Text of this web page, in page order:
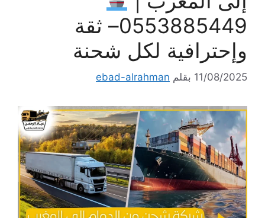
0553885449– ثقة
وإحترافية لكل شحنة
11/08/2025 بقلم ebad-alrahman